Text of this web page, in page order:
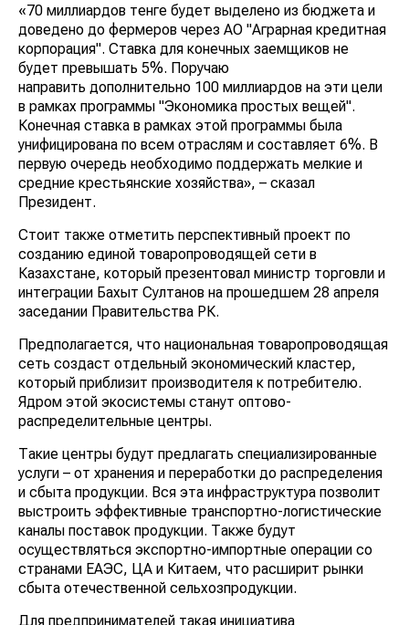
«70 миллиардов тенге будет выделено из бюджета и
доведено до фермеров через АО "Аграрная
кредитная корпорация". Ставка для конечных
заемщиков не будет превышать 5%. Поручаю
направить дополнительно 100 миллиардов на эти
цели в рамках программы "Экономика простых
вещей". Конечная ставка в рамках этой программы
была унифицирована по всем отраслям и
составляет 6%. В первую очередь необходимо
поддержать мелкие и средние крестьянские
хозяйства», – сказал Президент.
Стоит также отметить перспективный проект по
созданию единой товаропроводящей сети в
Казахстане, который презентовал министр торговли и
интеграции Бахыт Султанов на прошедшем 28 апреля
заседании Правительства РК.
Предполагается, что национальная
товаропроводящая сеть создаст отдельный
экономический кластер, который приблизит
производителя к потребителю. Ядром этой
экосистемы станут оптово-распределительные
Такие центры будут предлагать специализированные
услуги – от хранения и переработки до
распределения и сбыта продукции. Вся эта
инфраструктура позволит выстроить эффективные
транспортно-логистические каналы поставок
продукции. Также будут осуществляться экспортно-
импортные операции со странами ЕАЭС, ЦА и